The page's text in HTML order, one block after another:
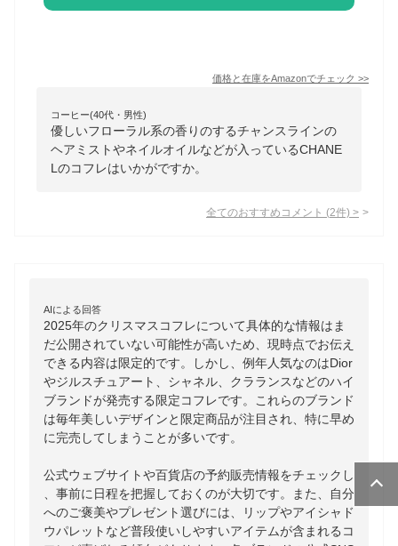
価格と在庫をAmazonでチェック >>
コーヒー(40代・男性)
優しいフローラル系の香りのするチャンスラインの
ヘアミストやネイルオイルなどが入っているCHANE
Lのコフレはいかがですか。
全てのおすすめコメント (2件) >
AIによる回答
2025年のクリスマスコフレについて具体的な情報はま
だ公開されていない可能性が高いため、現時点でお伝え
できる内容は限定的です。しかし、例年人気なのはDior
やジルスチュアート、シャネル、クラランスなどのハイ
ブランドが発売する限定コフレです。これらのブランド
は毎年美しいデザインと限定商品が注目され、特に早め
に完売してしまうことが多いです。
公式ウェブサイトや百貨店の予約販売情報をチェックし
、事前に日程を把握しておくのが大切です。また、自分
へのご褒美やプレゼント選びには、リップやアイシャド
ウパレットなど普段使いしやすいアイテムが含まれるコ